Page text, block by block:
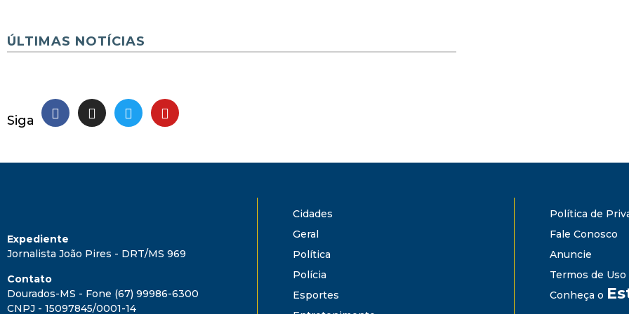
ÚLTIMAS NOTÍCIAS
Siga
Expediente
Jornalista João Pires - DRT/MS 969
Contato
Dourados-MS - Fone (67) 99986-6300
CNPJ - 15097845/0001-14
Cidades
Geral
Política
Polícia
Esportes
Política de
Fale Conosco
Anuncie
Termos de Uso
Conheça o